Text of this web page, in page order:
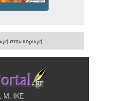
στην κορυφή
Μ. ΙΚΕ